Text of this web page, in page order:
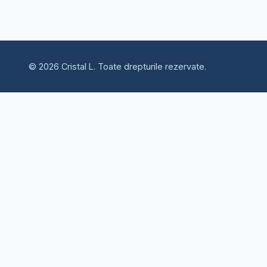
© 2026 Cristal L. Toate drepturile rezervate.